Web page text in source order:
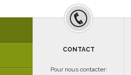
CONTACT
Pour nous contacter: